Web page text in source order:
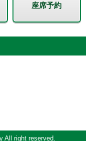
座席予約
All right reserved.